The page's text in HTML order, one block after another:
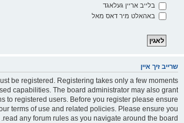
בלייב אריין געלאגד
באהאלט מיר דאס מאל
שרייב זיך איין
be registered. Registering takes only a few moments
capabilities. The board administrator may also grant
to registered users. Before you register please ensure
terms of use and related policies. Please ensure you
read any forum rules as you navigate around the board.